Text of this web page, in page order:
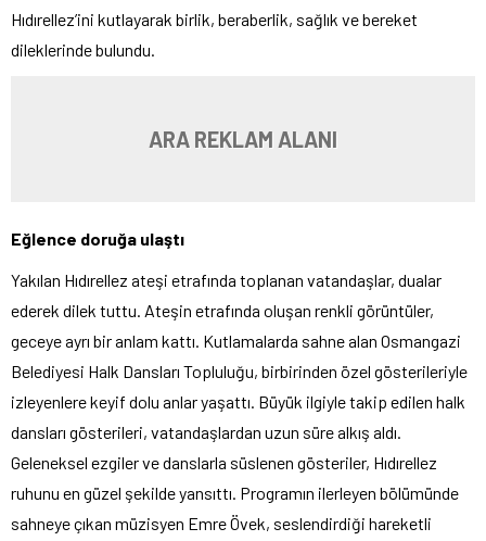
Hıdırellez’ini kutlayarak birlik, beraberlik, sağlık ve bereket
dileklerinde bulundu.
ARA REKLAM ALANI
Eğlence doruğa ulaştı
Yakılan Hıdırellez ateşi etrafında toplanan vatandaşlar, dualar
ederek dilek tuttu. Ateşin etrafında oluşan renkli görüntüler,
geceye ayrı bir anlam kattı. Kutlamalarda sahne alan Osmangazi
Belediyesi Halk Dansları Topluluğu, birbirinden özel gösterileriyle
izleyenlere keyif dolu anlar yaşattı. Büyük ilgiyle takip edilen halk
dansları gösterileri, vatandaşlardan uzun süre alkış aldı.
Geleneksel ezgiler ve danslarla süslenen gösteriler, Hıdırellez
ruhunu en güzel şekilde yansıttı. Programın ilerleyen bölümünde
sahneye çıkan müzisyen Emre Övek, seslendirdiği hareketli